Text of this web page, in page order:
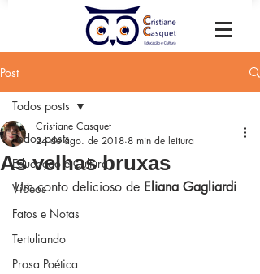
Post
Todos posts
Educação e Cultura
Vídeos
Fatos e Notas
Tertuliando
Prosa Poética
Todos posts
As velhas bruxas
Cristiane Casquet
24 de ago. de 2018 8 min de leitura
Um conto delicioso de Eliana Gagliardi